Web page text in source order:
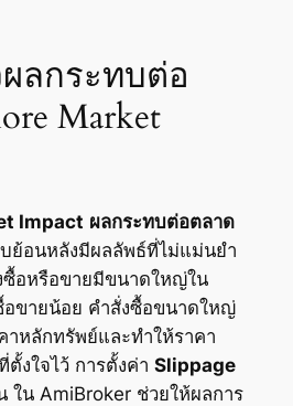
ลกระทบต่อ
Market
Impact ผลกระทบต่อตลาด
ย้อนหลังมีผลลัพธ์ที่ไม่แม่นยำ
ซื้อหรือขายมีขนาดใหญ่ใน
ขายน้อย คำสั่งซื้อขนาดใหญ่
าหลักทรัพย์และทำให้ราคา
งใจไว้ การตั้งค่า Slippage
ใน AmiBroker ช่วยให้ผลการ